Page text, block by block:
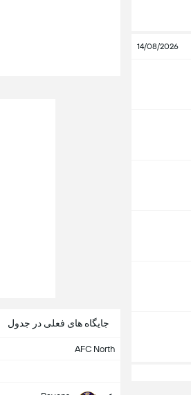
14/08/2026
جایگاه های فعلی در جدول
AFC North